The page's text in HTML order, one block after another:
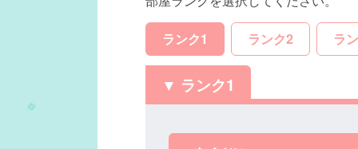
ランク1 ランク2 ラ
ランク1